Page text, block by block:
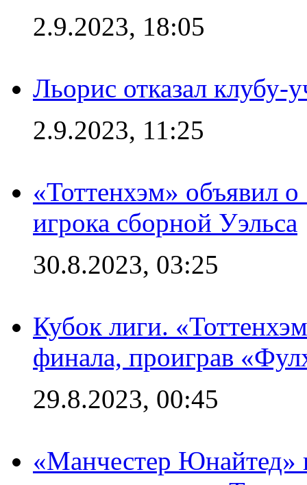
2.9.2023, 18:05
Льорис отказал клубу-
2.9.2023, 11:25
«Тоттенхэм» объявил
игрока сборной Уэльса
30.8.2023, 03:25
Кубок лиги.
финала, проиграв
29.8.2023, 00:45
«Манчестер Юнайтед»